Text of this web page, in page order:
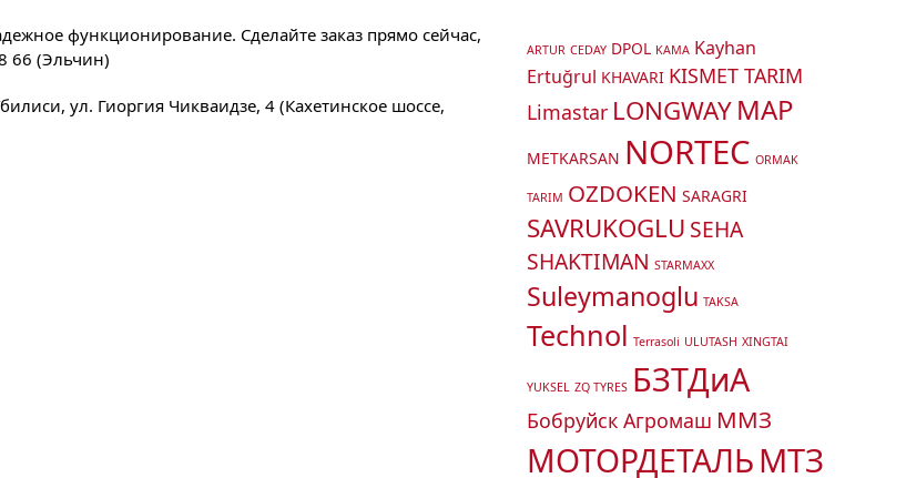
функционирование. Сделайте заказ прямо сейчас,
66 (Эльчин)
ул. Гиоргия Чикваидзе, 4 (Кахетинское шоссе,
ARTUR CEDAY DPOL KAMA Kayhan
Ertuğrul KHAVARI KISMET TARIM
Limastar LONGWAYMAP
METKARSAN NORTEC ORMAK
TARIM OZDOKEN SARAGRI
SAVRUKOGLU SEHA
SHAKTIMAN STARMAXX
Suleymanoglu TAKSA
Technol Terrasoli ULUTASH XINGTAI
YUKSEL ZQ TYRES БЗТДиА
Бобруйск Агромаш ММЗ
МОТОРДЕТАЛЬМТЗ